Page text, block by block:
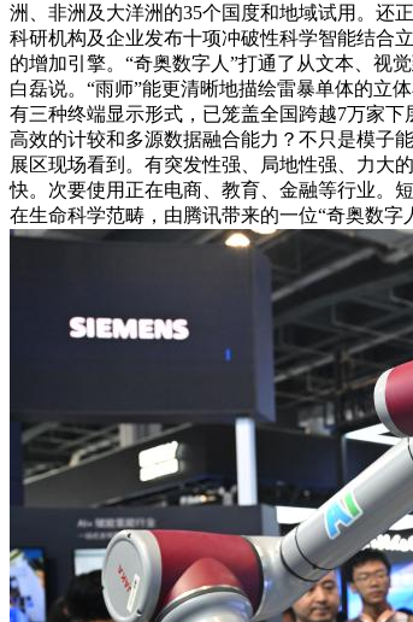
洲、非洲及大洋洲的35个国度和地域试用。还
科研机构及企业发布十项冲破性科学智能结合
的增加引擎。“奇奥数字人”打通了从文本、视
白磊说。“雨师”能更清晰地描绘雷暴单体的立
有三种终端显示形式，已笼盖全国跨越7万家
高效的计较和多源数据融合能力？不只是模子
展区现场看到。有突发性强、局地性强、力大
快。次要使用正在电商、教育、金融等行业。
在生命科学范畴，由腾讯带来的一位“奇奥数字